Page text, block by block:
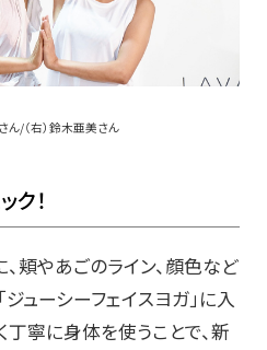
ん/（右）鈴木亜美さん
ク！
頬やあごのライン、顔色など
ジューシーフェイスヨガ」に入
丁寧に身体を使うことで、新